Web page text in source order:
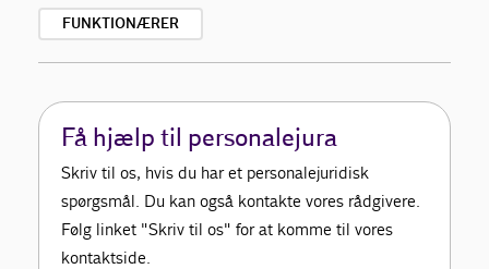
FUNKTIONÆRER
Få hjælp til personalejura
Skriv til os, hvis du har et personalejuridisk
spørgsmål. Du kan også kontakte vores rådgivere.
Følg linket "Skriv til os" for at komme til vores
kontaktside.